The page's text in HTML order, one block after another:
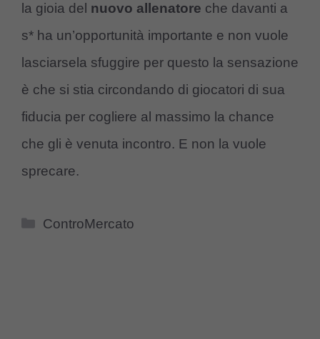
la gioia del nuovo allenatore che davanti a
s* ha un’opportunità importante e non vuole
lasciarsela sfuggire per questo la sensazione
è che si stia circondando di giocatori di sua
fiducia per cogliere al massimo la chance
che gli è venuta incontro. E non la vuole
sprecare.
Categorie
ControMercato